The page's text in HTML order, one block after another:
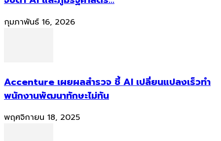
กุมภาพันธ์ 16, 2026
Accenture เผยผลสำรวจ ชี้ AI เปลี่ยนแปลงเร็วทำ
พนักงานพัฒนาทักษะไม่ทัน
พฤศจิกายน 18, 2025